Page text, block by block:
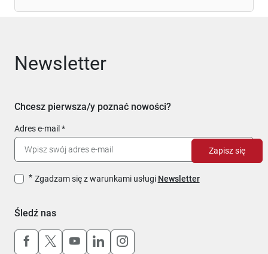
Newsletter
Chcesz pierwsza/y poznać nowości?
Adres e-mail
Zgadzam się z warunkami usługi Newsletter
Zapisz się
Śledź nas
Uwaga, link otworzy się w nowym oknie
Uwaga, link otworzy się w nowym oknie
Uwaga, link otworzy się w nowym
Uwaga, link otworzy się w
Uwaga, link otworzy się w